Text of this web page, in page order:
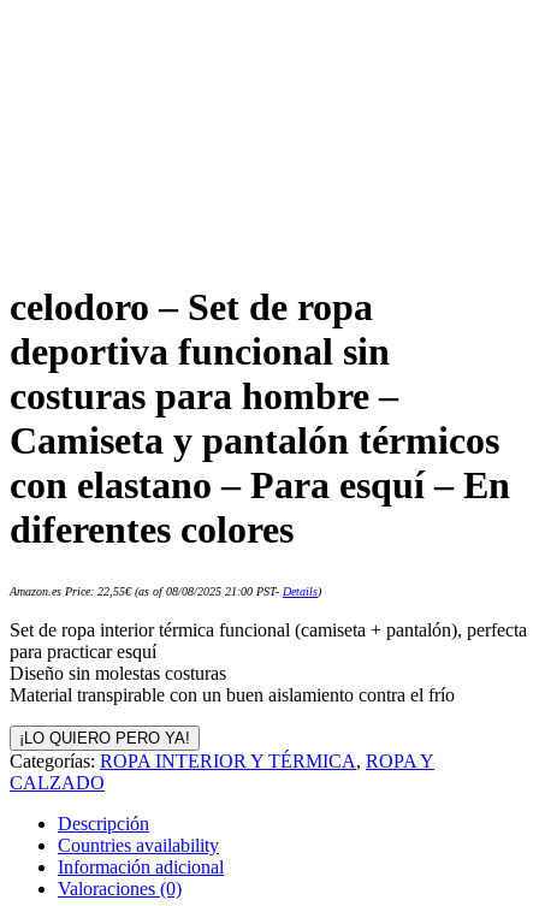
celodoro – Set de ropa
deportiva funcional sin
costuras para hombre –
Camiseta y pantalón térmicos
con elastano – Para esquí – En
diferentes colores
Amazon.es Price: 22,55€(as of 08/08/2025 21:00 PST- Details)
Set de ropa interior térmica funcional (camiseta + pantalón), perfecta
para practicar esquí
Diseño sin molestas costuras
Material transpirable con un buen aislamiento contra el frío
¡LO QUIERO PERO YA!
Categorías: ROPA INTERIOR Y TÉRMICA, ROPA Y
CALZADO
Descripción
Countries availability
Información adicional
Valoraciones (0)